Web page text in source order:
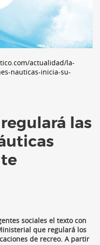
actualidad/la-
nauticas-inicia-su-
las
sociales el texto con
que regulará los
de recreo. A partir